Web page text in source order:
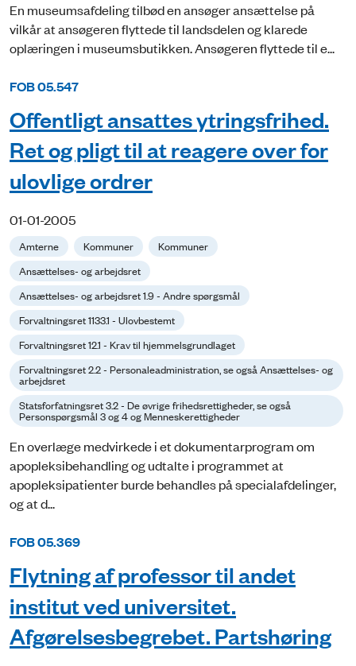
En museumsafdeling tilbød en ansøger ansættelse på
vilkår at ansøgeren flyttede til landsdelen og klarede
oplæringen i museumsbutikken. Ansøgeren flyttede til e...
FOB 05.547
Offentligt ansattes ytringsfrihed.
Ret og pligt til at reagere over for
ulovlige ordrer
01-01-2005
Amterne Kommuner
Kommuner
Ansættelses- og arbejdsret
Ansættelses- og arbejdsret 1.9 - Andre spørgsmål
Forvaltningsret 1133.1 - Ulovbestemt
Forvaltningsret 12.1 - Krav til hjemmelsgrundlaget
Forvaltningsret 2.2 - Personaleadministration, se også Ansættelses- og
arbejdsret
Statsforfatningsret 3.2 - De øvrige frihedsrettigheder, se også
Personspørgsmål 3 og 4 og Menneskerettigheder
En overlæge medvirkede i et dokumentarprogram om
apopleksibehandling og udtalte i programmet at
apopleksipatienter burde behandles på specialafdelinger,
og at d...
FOB 05.369
Flytning af professor til andet
institut ved universitet.
Afgørelsesbegrebet. Partshøring